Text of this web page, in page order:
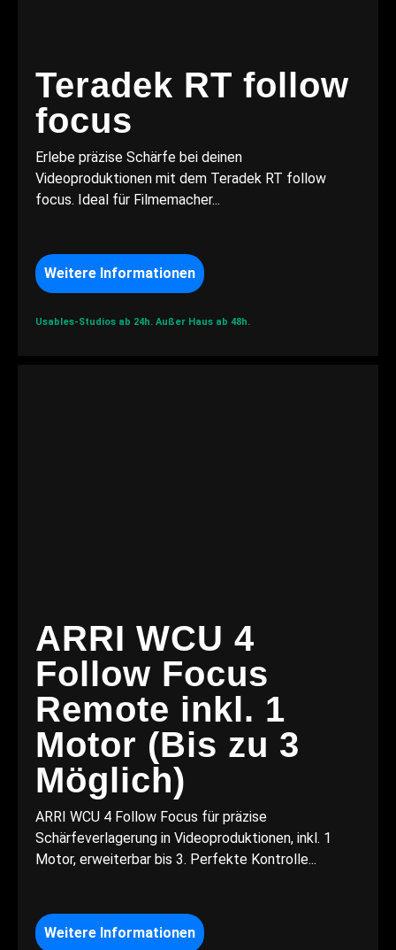
Teradek RT follow
focus
Erlebe präzise Schärfe bei deinen
Videoproduktionen mit dem Teradek RT follow
focus. Ideal für Filmemacher...
Weitere Informationen
Usables-Studios ab 24h. Außer Haus ab 48h.
ARRI WCU 4
Follow Focus
Remote inkl. 1
Motor (Bis zu 3
Möglich)
ARRI WCU 4 Follow Focus für präzise
Schärfeverlagerung in Videoproduktionen, inkl. 1
Motor, erweiterbar bis 3. Perfekte Kontrolle...
Weitere Informationen